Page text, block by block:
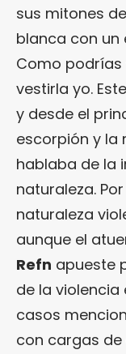
sus mitones
blanca con un
Como
vestirla yo.
y desde el
escorpión y la
hablaba de la
naturaleza.
naturaleza
aunque el
Refn apueste
de la violencia
casos
con cargas